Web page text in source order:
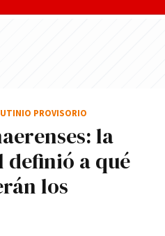
la
definió a qué
los
PROVISORIO